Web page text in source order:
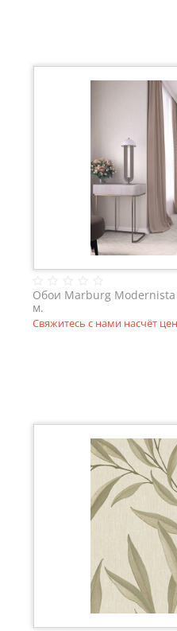
Обои Marburg Modernista
м.
Свяжитесь с нами насчёт